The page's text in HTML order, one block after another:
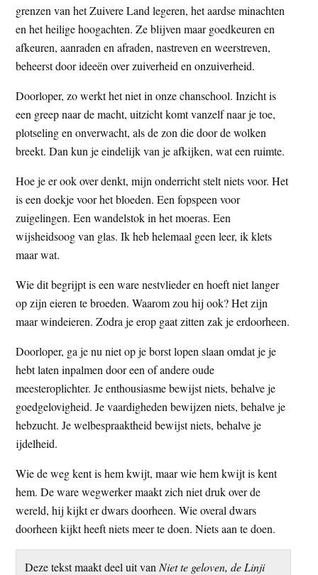
grenzen van het Zuivere Land legeren, het aardse minachten
en het heilige hoogachten. Ze blijven maar goedkeuren en
afkeuren, aanraden en afraden, nastreven en weerstreven,
beheerst door ideeën over zuiverheid en onzuiverheid.
Doorloper, zo werkt het niet in onze chanschool. Inzicht is
een greep naar de macht, uitzicht komt vanzelf naar je toe,
plotseling en onverwacht, als de zon die door de wolken
breekt. Dan kun je eindelijk van je afkijken, wat een ruimte.
Hoe je er ook over denkt, mijn onderricht stelt niets voor. Het
is een doekje voor het bloeden. Een fopspeen voor
zuigelingen. Een wandelstok in het moeras. Een
wijsheidsoog van glas. Ik heb helemaal geen leer, ik klets
maar wat.
Wie dit begrijpt is een ware nestvlieder en hoeft niet langer
op zijn eieren te broeden. Waarom zou hij ook? Het zijn
maar windeieren. Zodra je erop gaat zitten zak je erdoorheen.
Doorloper, ga je nu niet op je borst lopen slaan omdat je je
hebt laten inpalmen door een of andere oude
meesteroplichter. Je enthousiasme bewijst niets, behalve je
goedgelovigheid. Je vaardigheden bewijzen niets, behalve je
hebzucht. Je welbespraaktheid bewijst niets, behalve je
ijdelheid.
Wie de weg kent is hem kwijt, maar wie hem kwijt is kent
hem. De ware wegwerker maakt zich niet druk over de
wereld, hij kijkt er dwars doorheen. Wie overal dwars
doorheen kijkt heeft niets meer te doen. Niets aan te doen.
Deze tekst maakt deel uit van Niet te geloven, de Linji